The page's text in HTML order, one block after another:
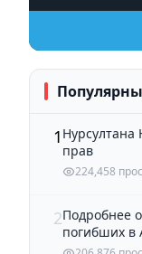
1 Нурсултана
прав
224,458
2Подробнее
погибших в